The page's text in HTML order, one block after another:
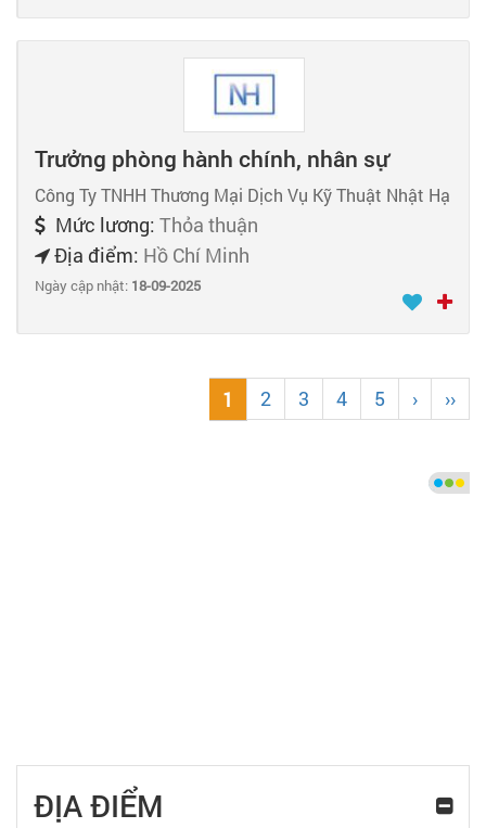
Trưởng phòng hành chính, nhân sự
Công Ty TNHH Thương Mại Dịch Vụ Kỹ Thuật Nhật Hạ
Mức lương: Thỏa thuận
Địa điểm: Hồ Chí Minh
Ngày cập nhật: 18-09-2025
1 2 3 4 5 › ››
ĐỊA ĐIỂM